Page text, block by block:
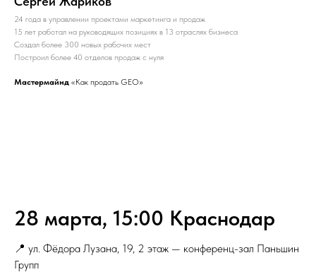
24 года в управлении проектами маркетинга и продаж
15 лет работал на руководящих позициях в 13 отраслях бизнеса
Создал более 300 новых рабочих мест
Построил более 40 отделов продаж с нуля
Мастермайнд «Как продать GEO»
28 марта, 15:00 Краснодар
📍 ул. Фёдора Лузана, 19, 2 этаж — конференц-зал Паньшин
Групп